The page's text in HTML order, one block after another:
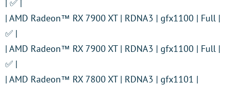
| ✅ |
| AMD Radeon™ RX 7900 XT | RDNA3 | gfx1100 | Full |
✅ |
| AMD Radeon™ RX 7900 XT | RDNA3 | gfx1100 | Full |
✅ |
| AMD Radeon™ RX 7800 XT | RDNA3 | gfx1101 |